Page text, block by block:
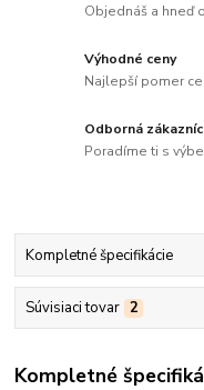
Objednáš a hneď
Výhodné ceny
Najlepší pomer
Odborná
Poradíme ti s
Kompletné špecifikácie
Súvisiaci tovar 2
Kompletné